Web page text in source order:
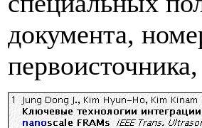
документа,